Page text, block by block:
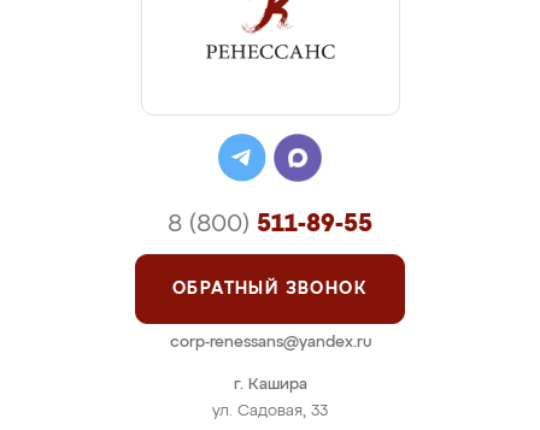
г. Кашира
ул. Садовая, 33
8 (800) 511-89-55
ОБРАТНЫЙ ЗВОНОК
corp-renessans@yandex.ru